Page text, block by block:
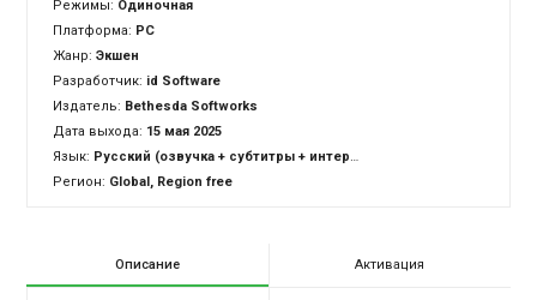
Режимы: Одиночная
Платформа: PC
Жанр:Экшен
Разработчик: id Software
Издатель: Bethesda Softworks
Дата выхода: 15 мая 2025
Язык: Русский (озвучка + субтитры + интерфейс), Английский (озвучка + субтитры + интерфейс)
Регион: Global, Region free
Описание Активация